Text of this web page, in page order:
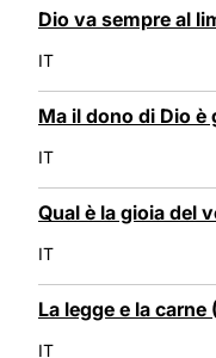
Dio va sempre al
IT
Ma il dono di Dio
IT
Qual è la gioia del
IT
La legge e la
IT